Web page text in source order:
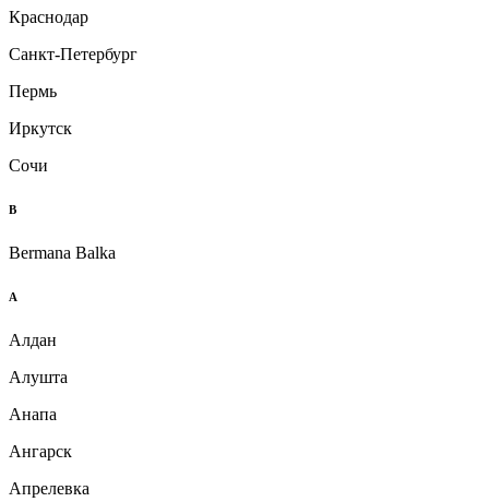
Краснодар
Санкт-Петербург
Пермь
Иркутск
Сочи
B
Bermana Balka
А
Алдан
Алушта
Анапа
Ангарск
Апрелевка